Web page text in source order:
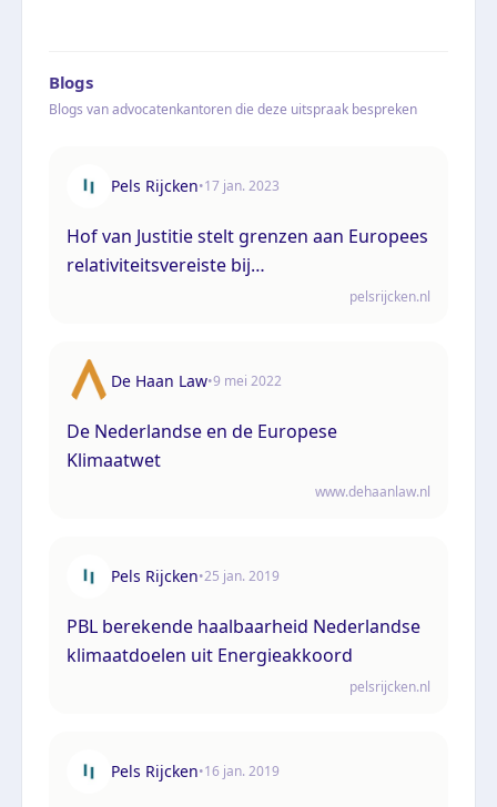
Blogs
Blogs van advocatenkantoren die deze uitspraak bespreken
Pels Rijcken•17 jan. 2023
Hof van Justitie stelt grenzen aan Europees
relativiteitsvereiste bij
lidstaataansprakelijkheid: een analyse van
pelsrijcken.nl
De Haan Law•9 mei 2022
De Nederlandse en de Europese
Klimaatwet
www.dehaanlaw.nl
Pels Rijcken•25 jan. 2019
PBL berekende haalbaarheid Nederlandse
klimaatdoelen uit Energieakkoord
pelsrijcken.nl
Pels Rijcken•16 jan. 2019